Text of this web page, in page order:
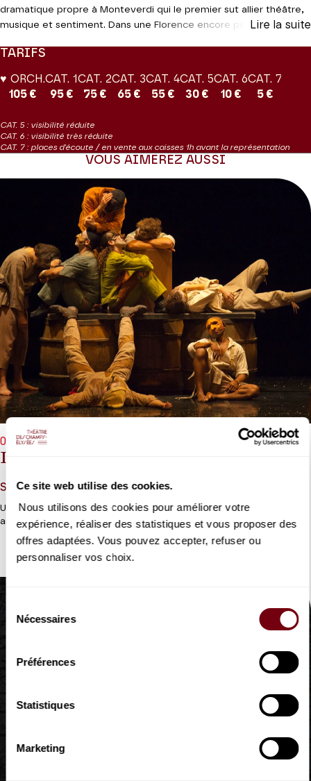
Ce site web utilise des cookies.
Nous utilisons des cookies pour améliorer votre
expérience, réaliser des statistiques et vous proposer des
offres adaptées. Vous pouvez accepter, refuser ou
personnaliser vos choix.
Nécessaires
Préférences
Statistiques
Marketing
dramatique propre à Monteverdi qui le premier sut allier théâtre,
musique et sentiment. Dans une Florence encore pétrie par la
la palette des moyens musicaux à sa disposition. La synthèse est
ensembles bucoliques, de bouleversantes envolées chorales,
sans oublier un orchestre tout entier au service du drame.
Production Jeanine Roze Production
Lire la suite
TARIFS
♥ ORCH.
105 €
CAT. 1
95 €
CAT. 2
75 €
CAT. 3
65 €
CAT. 4
55 €
CAT. 5
30 €
CAT. 6
10 €
CAT. 7
5 €
CAT. 5 : visibilité réduite
CAT. 6 : visibilité très réduite
CAT. 7 : places d'écoute / en vente aux caisses 1h avant la représentation
VOUS AIMEREZ AUSSI
Le Carnaval Baroque
09/03/2027 - 20h00
Spectacle musical d’Il Fàsolo à Monteverdi
Un Carnavalinclassable à la croisée de plusieurs disciplines
artistiques.